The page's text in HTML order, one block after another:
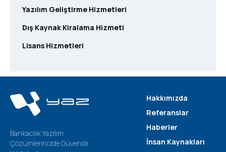
Yazılım Geliştirme Hizmetleri
Dış Kaynak Kiralama Hizmeti
Lisans Hizmetleri
Bankacılık Yazılım
Çözümlerinizde Güvenilir
Hakkımızda
Referanslar
Haberler
İnsan Kaynakları